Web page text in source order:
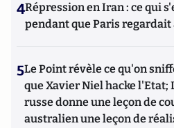
4Répression en Iran : ce qui
pendant que Paris
5Le Point révèle ce qu'on
que Xavier Niel hacke l'Etat;
russe donne une leçon de
australien une leçon de